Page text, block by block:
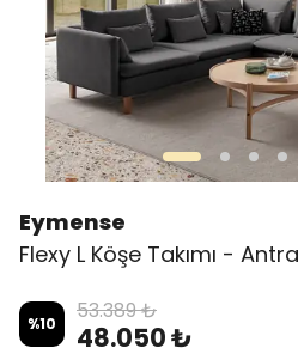
Eymense
Flexy L Köşe Takımı -
%10 53.389 ₺
48.050 ₺